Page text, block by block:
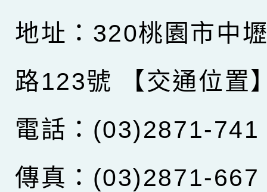
地址：320桃園市中
路123號
【交通位置
電話：(03)2871-741
傳真：(03)2871-667